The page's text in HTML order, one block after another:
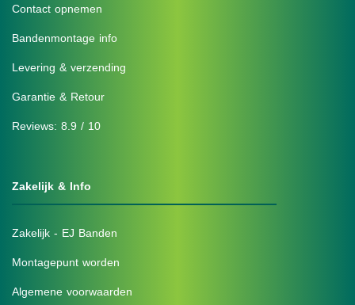
Contact opnemen
Bandenmontage info
Levering & verzending
Garantie & Retour
Reviews: 8.9 / 10
Zakelijk & Info
Zakelijk - EJ Banden
Montagepunt worden
Algemene voorwaarden